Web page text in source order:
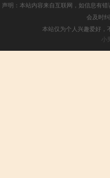
声明：本站内容来自互联网，如信息有
会及时
本站仅为个人兴趣爱好，
小